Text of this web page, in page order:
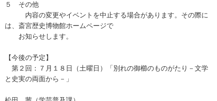
５ その他
内容の変更やイベントを中止する場合があります。その際に
は、斎宮歴史博物館ホームページで
お知らせします。
【今後の予定】
第２回：７月１８日（土曜日）「別れの御櫛のものがたり－文学
と史実の両面から－」